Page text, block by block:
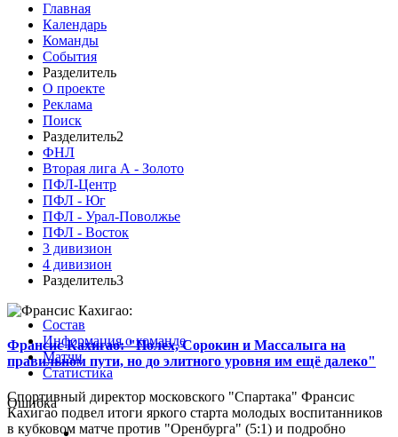
Главная
Календарь
Команды
События
Разделитель
О проекте
Реклама
Поиск
Разделитель2
ФНЛ
Вторая лига А - Золото
ПФЛ-Центр
ПФЛ - Юг
ПФЛ - Урал-Поволжье
ПФЛ - Восток
3 дивизион
4 дивизион
Разделитель3
Франсис Кахигао: "Полех, Сорокин и Массалыга на
правильном пути, но до элитного уровня им ещё далеко"
Спортивный директор московского "Спартака" Франсис
Кахигао подвел итоги яркого старта молодых воспитанников
в кубковом матче против "Оренбурга" (5:1) и подробно
Состав
Информация о команде
Матчи
Статистика
Ошибка